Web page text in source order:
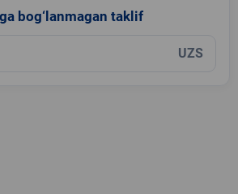
bog‘lanmagan taklif
UZS